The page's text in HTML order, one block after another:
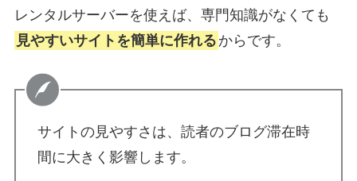
レンタルサーバーを使えば、専門知識がなくても
見やすいサイトを簡単に作れる からです。
サイトの見やすさは、読者のブログ滞在時
間に大きく影響します。